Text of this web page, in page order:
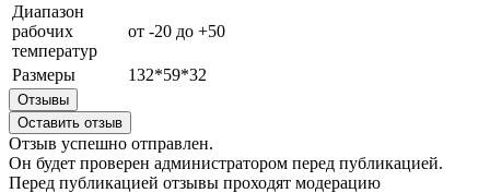
Диапазон
рабочих
температур
от -20 до +50
Размеры 132*59*32
Отзывы
Оставить отзыв
Отзыв успешно отправлен.
Он будет проверен администратором перед публикацией.
Перед публикацией отзывы проходят модерацию